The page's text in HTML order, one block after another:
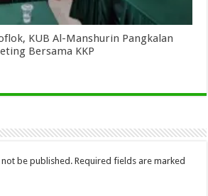
KUB Al-Manshurin Pangkalan
Bersama KKP
be published. Required fields are marked